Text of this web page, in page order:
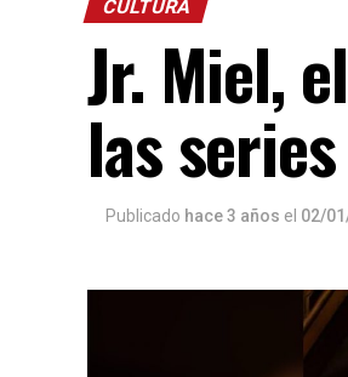
CULTURA
Jr. Miel,
las
Publicado hace 3 años el 02/